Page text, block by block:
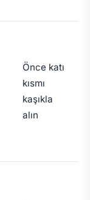
Önce katı
kısmı
kaşıkla
alın